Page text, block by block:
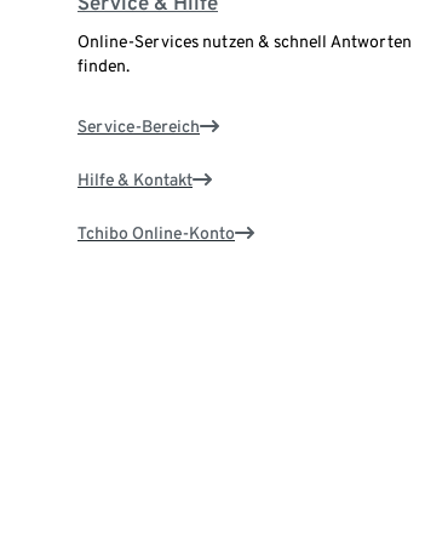
Online-Services nutzen & schnell Antworten
finden.
Service-Bereich
Hilfe & Kontakt
Tchibo Online-Konto